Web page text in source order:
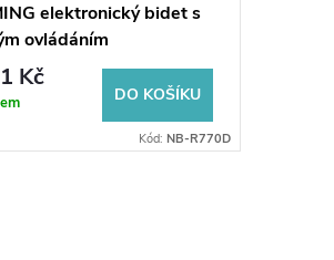
elektronický bidet s
ovládáním
Kč
DO KOŠÍKU
Kód: NB-R770D